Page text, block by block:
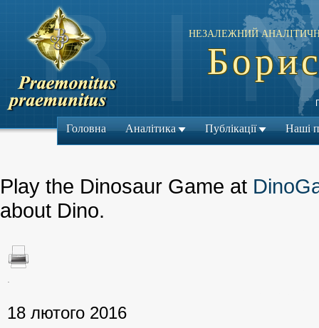
НЕЗАЛЕЖНИЙ
Головна Аналітика Публікації Наші
Play the Dinosaur Game at
about Dino.
18 лютого 2016